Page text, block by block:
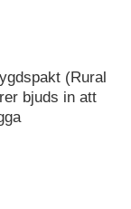
(Rural
bjuds in att